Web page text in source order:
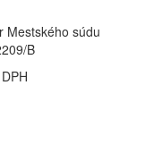
Mestského súdu
B